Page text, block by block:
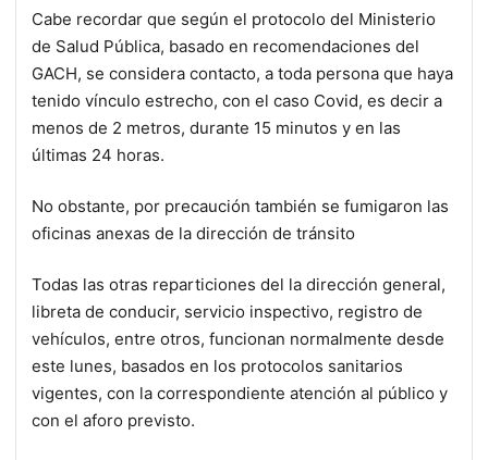
Cabe recordar que según el protocolo del Ministerio
de Salud Pública, basado en recomendaciones del
GACH, se considera contacto, a toda persona que haya
tenido vínculo estrecho, con el caso Covid, es decir a
menos de 2 metros, durante 15 minutos y en las
últimas 24 horas.
No obstante, por precaución también se fumigaron las
oficinas anexas de la dirección de tránsito
Todas las otras reparticiones del la dirección general,
libreta de conducir, servicio inspectivo, registro de
vehículos, entre otros, funcionan normalmente desde
este lunes, basados en los protocolos sanitarios
vigentes, con la correspondiente atención al público y
con el aforo previsto.